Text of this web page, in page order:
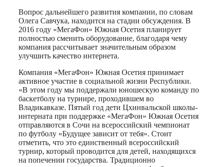
Вопрос дальнейшего развития компании, по словам
Олега Савчука, находится на стадии обсуждения. В
2016 году «МегаФон» Южная Осетия планирует
полностью сменить оборудование, благодаря чему
компания рассчитывает значительным образом
улучшить качество интернета.
Компания «МегаФон» Южная Осетия принимает
активное участие в социальной жизни Республики.
«В этом году мы поддержали юношескую команду по
баскетболу на турнире, проходившем во
Владикавказе. Пятый год дети Цхинвальской школы-
интерната при поддержке «МегаФон» Южная Осетия
отправляются в Сочи на всероссийский чемпионат
по футболу «Будущее зависит от тебя». Стоит
отметить, что это единственный всероссийский
турнир, который проводится для детей, находящихся
на попечении государства. Традиционно